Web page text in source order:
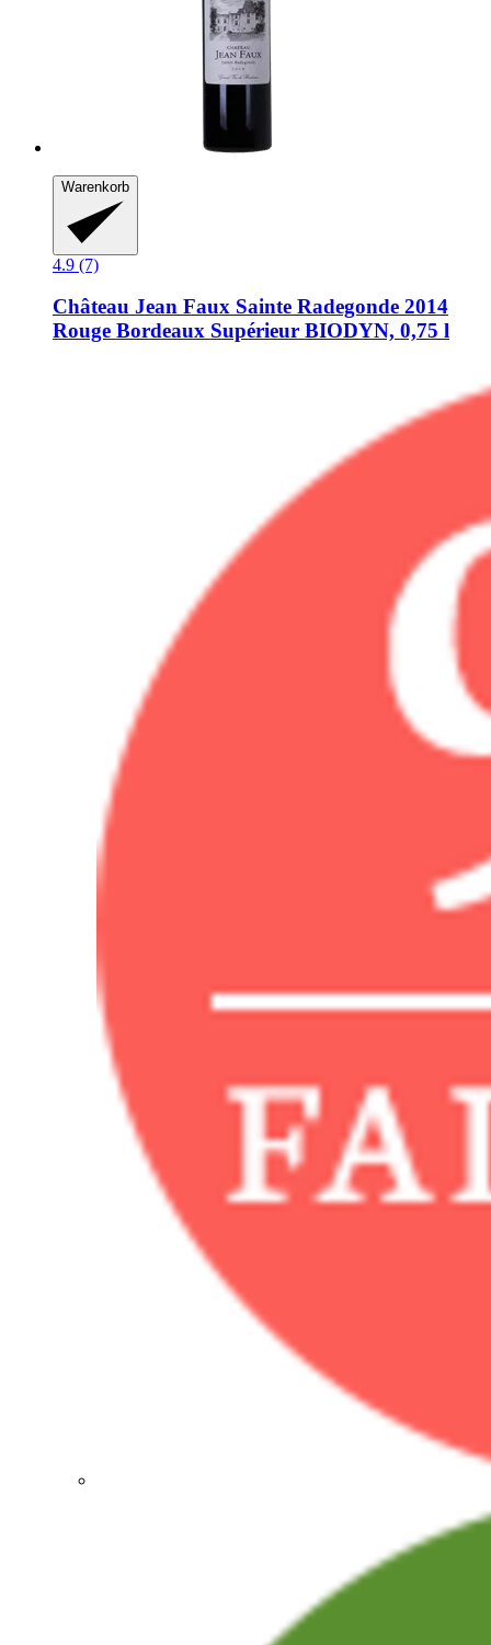
Warenkorb
4.9 (7)
Château Jean Faux Sainte Radegonde 2014
Rouge Bordeaux Supérieur BIODYN, 0,75 l